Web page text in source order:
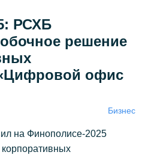
РСХБ
решение
офис
Бизнес
на Финополисе-2025